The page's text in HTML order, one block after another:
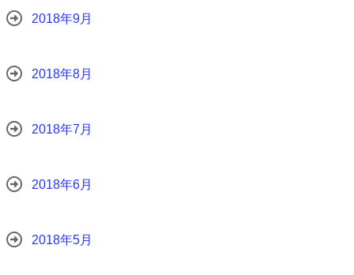
2018年9月
2018年8月
2018年7月
2018年6月
2018年5月